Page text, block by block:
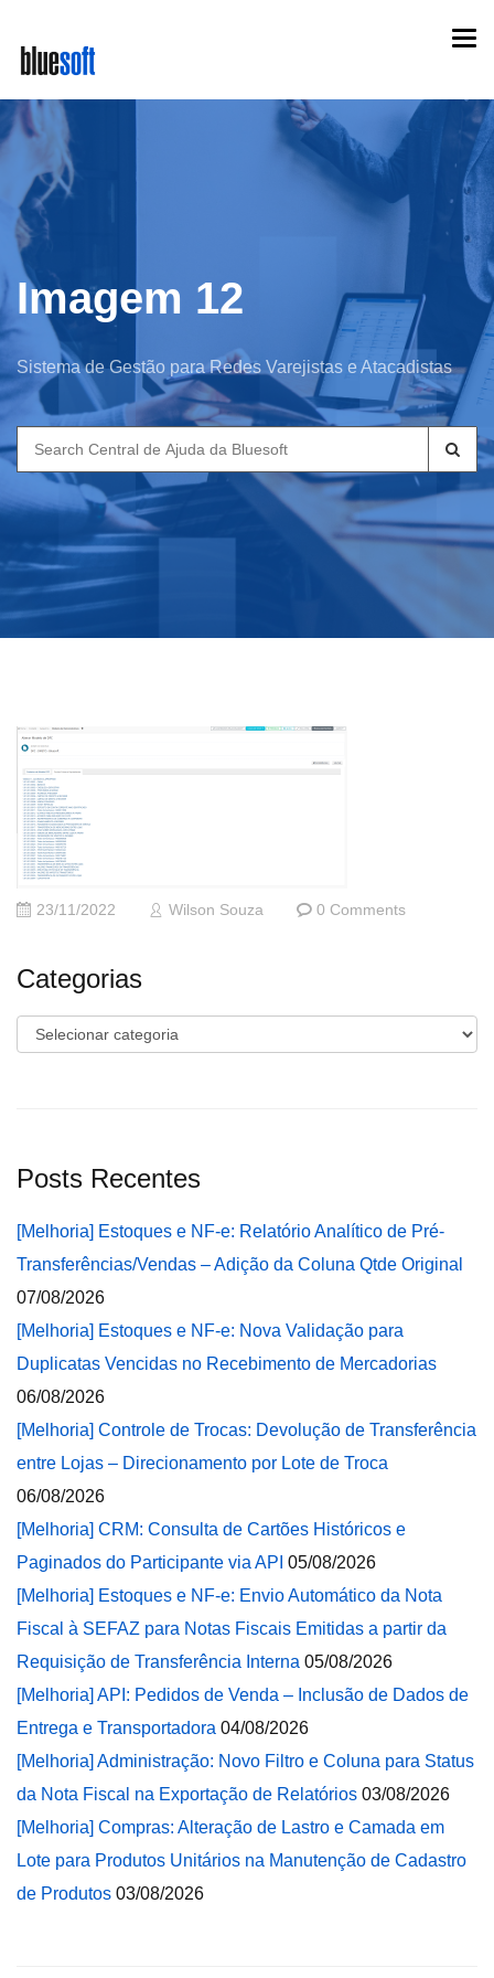
main
content
Imagem 12
Sistema de Gestão para Redes Varejistas e Atacadistas
Search
for:
23/11/2022 Wilson Souza 0 Comments
Categorias
Categorias
Posts Recentes
[Melhoria] Estoques e NF-e: Relatório Analítico de Pré-
Transferências/Vendas – Adição da Coluna Qtde Original
07/08/2026
[Melhoria] Estoques e NF-e: Nova Validação para
Duplicatas Vencidas no Recebimento de Mercadorias
06/08/2026
[Melhoria] Controle de Trocas: Devolução de Transferência
entre Lojas – Direcionamento por Lote de Troca
06/08/2026
[Melhoria] CRM: Consulta de Cartões Históricos e
Paginados do Participante via API 05/08/2026
[Melhoria] Estoques e NF-e: Envio Automático da Nota
Fiscal à SEFAZ para Notas Fiscais Emitidas a partir da
Requisição de Transferência Interna 05/08/2026
[Melhoria] API: Pedidos de Venda – Inclusão de Dados de
Entrega e Transportadora 04/08/2026
[Melhoria] Administração: Novo Filtro e Coluna para Status
da Nota Fiscal na Exportação de Relatórios 03/08/2026
[Melhoria] Compras: Alteração de Lastro e Camada em
Lote para Produtos Unitários na Manutenção de Cadastro
de Produtos 03/08/2026